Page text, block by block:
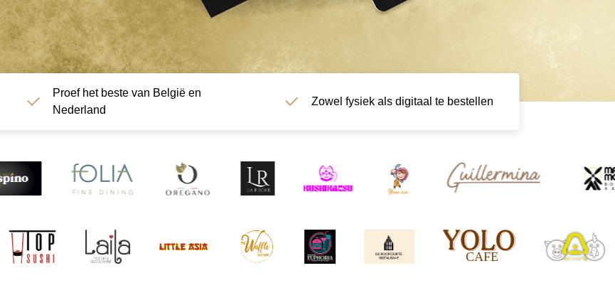
Proef het beste van België en
Nederland
Zowel fysiek als digitaal te bestellen